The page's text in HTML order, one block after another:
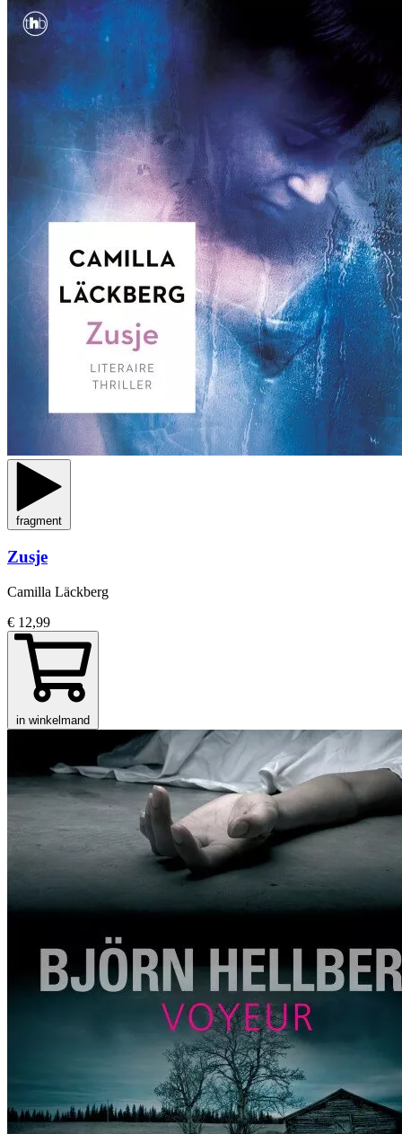
fragment
Zusje
Camilla Läckberg
€ 12,99
in winkelmand